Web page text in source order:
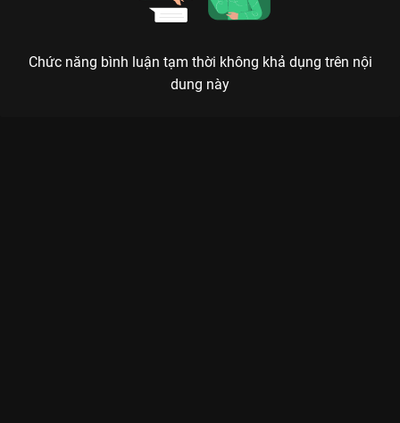
Chức năng bình luận tạm thời không khả dụng trên nội
dung này